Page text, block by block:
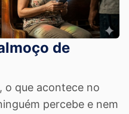
de
o que acontece no
percebe e nem